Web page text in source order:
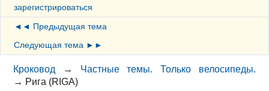
зарегистрироваться
◄◄ Предыдущая тема
Следующая тема ►►
Кроковод → Частные темы. Только велосипеды.
→ Рига (RIGA)